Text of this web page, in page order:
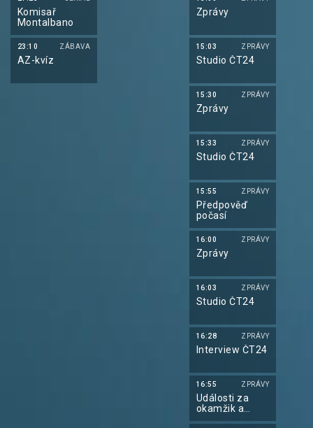
Komisař
Montalbano
23:10 ZÁBAVA
AZ-kvíz
Zprávy
15:03 ZPRÁVY
Studio ČT24
15:30 ZPRÁVY
Zprávy
15:33 ZPRÁVY
Studio ČT24
15:55 ZPRÁVY
Předpověď
počasí
16:00 ZPRÁVY
Zprávy
16:03 ZPRÁVY
Studio ČT24
16:28 ZPRÁVY
Interview ČT24
16:55 ZPRÁVY
Události za
okamžik a
počasí